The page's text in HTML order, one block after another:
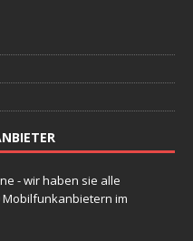
- wir haben sie alle
Mobilfunkanbietern im